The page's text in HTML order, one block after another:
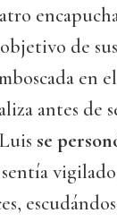
de
en
antes de
se